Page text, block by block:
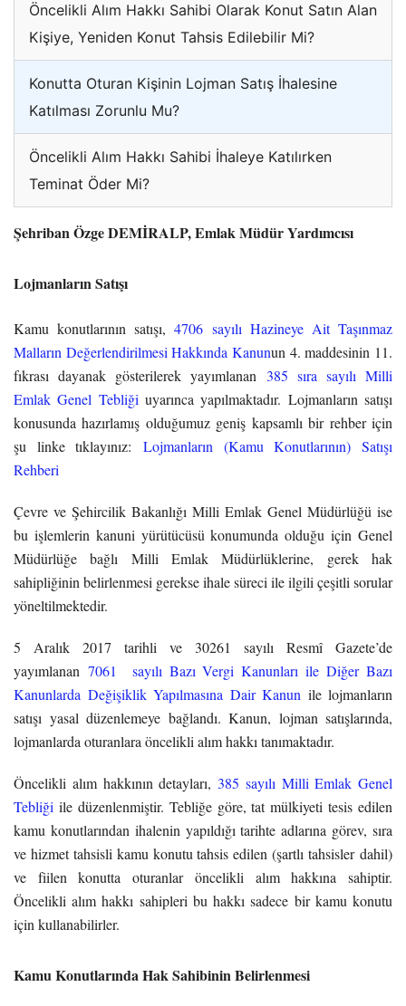
Öncelikli Alım Hakkı Sahibi Olarak Konut Satın Alan
Kişiye, Yeniden Konut Tahsis Edilebilir Mi?
Konutta Oturan Kişinin Lojman Satış İhalesine
Katılması Zorunlu Mu?
Öncelikli Alım Hakkı Sahibi İhaleye Katılırken
Teminat Öder Mi?
Şehriban Özge DEMİRALP, Emlak Müdür Yardımcısı
Lojmanların Satışı
Kamu konutlarının satışı,4706 sayılı Hazineye Ait Taşınmaz
Malların Değerlendirilmesi Hakkında Kanunun 4. maddesinin 11.
fıkrası dayanak gösterilerek yayımlanan 385 sıra sayılı Milli
Emlak Genel Tebliği uyarınca yapılmaktadır. Lojmanların satışı
konusunda hazırlamış olduğumuz geniş kapsamlı bir rehber için
şu linke tıklayınız: Lojmanların (Kamu Konutlarının) Satışı
Rehberi
Çevre ve Şehircilik Bakanlığı Milli Emlak Genel Müdürlüğü ise
bu işlemlerin kanuni yürütücüsü konumunda olduğu için Genel
Müdürlüğe bağlı Milli Emlak Müdürlüklerine, gerek hak
sahipliğinin belirlenmesi gerekse ihale süreci ile ilgili çeşitli sorular
yöneltilmektedir.
5 Aralık 2017 tarihli ve 30261 sayılı Resmî Gazete’de
yayımlanan 7061 sayılı Bazı Vergi Kanunları ile Diğer Bazı
Kanunlarda Değişiklik Yapılmasına Dair Kanun ile lojmanların
satışı yasal düzenlemeye bağlandı. Kanun, lojman satışlarında,
lojmanlarda oturanlara öncelikli alım hakkı tanımaktadır.
Öncelikli alım hakkının detayları, 385 sayılı Milli Emlak Genel
Tebliği ile düzenlenmiştir. Tebliğe göre, tat mülkiyeti tesis edilen
kamu konutlarından ihalenin yapıldığı tarihte adlarına görev, sıra
ve hizmet tahsisli kamu konutu tahsis edilen (şartlı tahsisler dahil)
ve fiilen konutta oturanlar öncelikli alım hakkına sahiptir.
Öncelikli alım hakkı sahipleri bu hakkı sadece bir kamu konutu
için kullanabilirler.
Kamu Konutlarında Hak Sahibinin Belirlenmesi